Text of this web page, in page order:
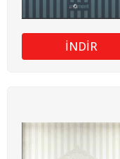
İNDİR